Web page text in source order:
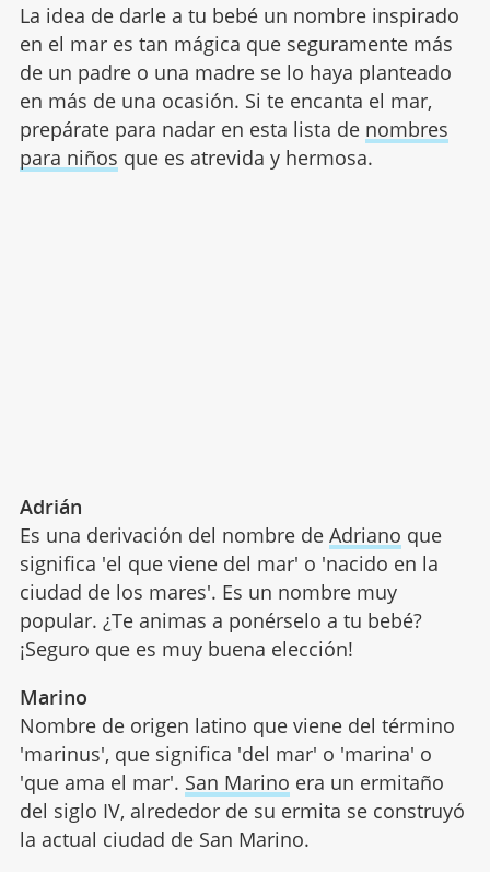
La idea de darle a tu bebé un nombre inspirado
en el mar es tan mágica que seguramente más
de un padre o una madre se lo haya planteado
en más de una ocasión. Si te encanta el mar,
prepárate para nadar en esta lista de nombres
para niños que es atrevida y hermosa.
Adrián
Es una derivación del nombre de Adriano que
significa 'el que viene del mar' o 'nacido en la
ciudad de los mares'. Es un nombre muy
popular. ¿Te animas a ponérselo a tu bebé?
¡Seguro que es muy buena elección!
Marino
Nombre de origen latino que viene del término
'marinus', que significa 'del mar' o 'marina' o
'que ama el mar'. San Marino era un ermitaño
del siglo IV, alrededor de su ermita se construyó
la actual ciudad de San Marino.